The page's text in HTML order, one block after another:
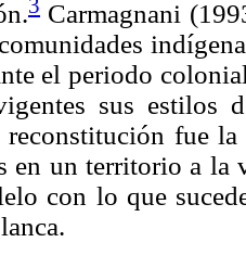
3 Carmagnani
el periodo
sus estilos
reconstitución fue
en un territorio a la
con lo que